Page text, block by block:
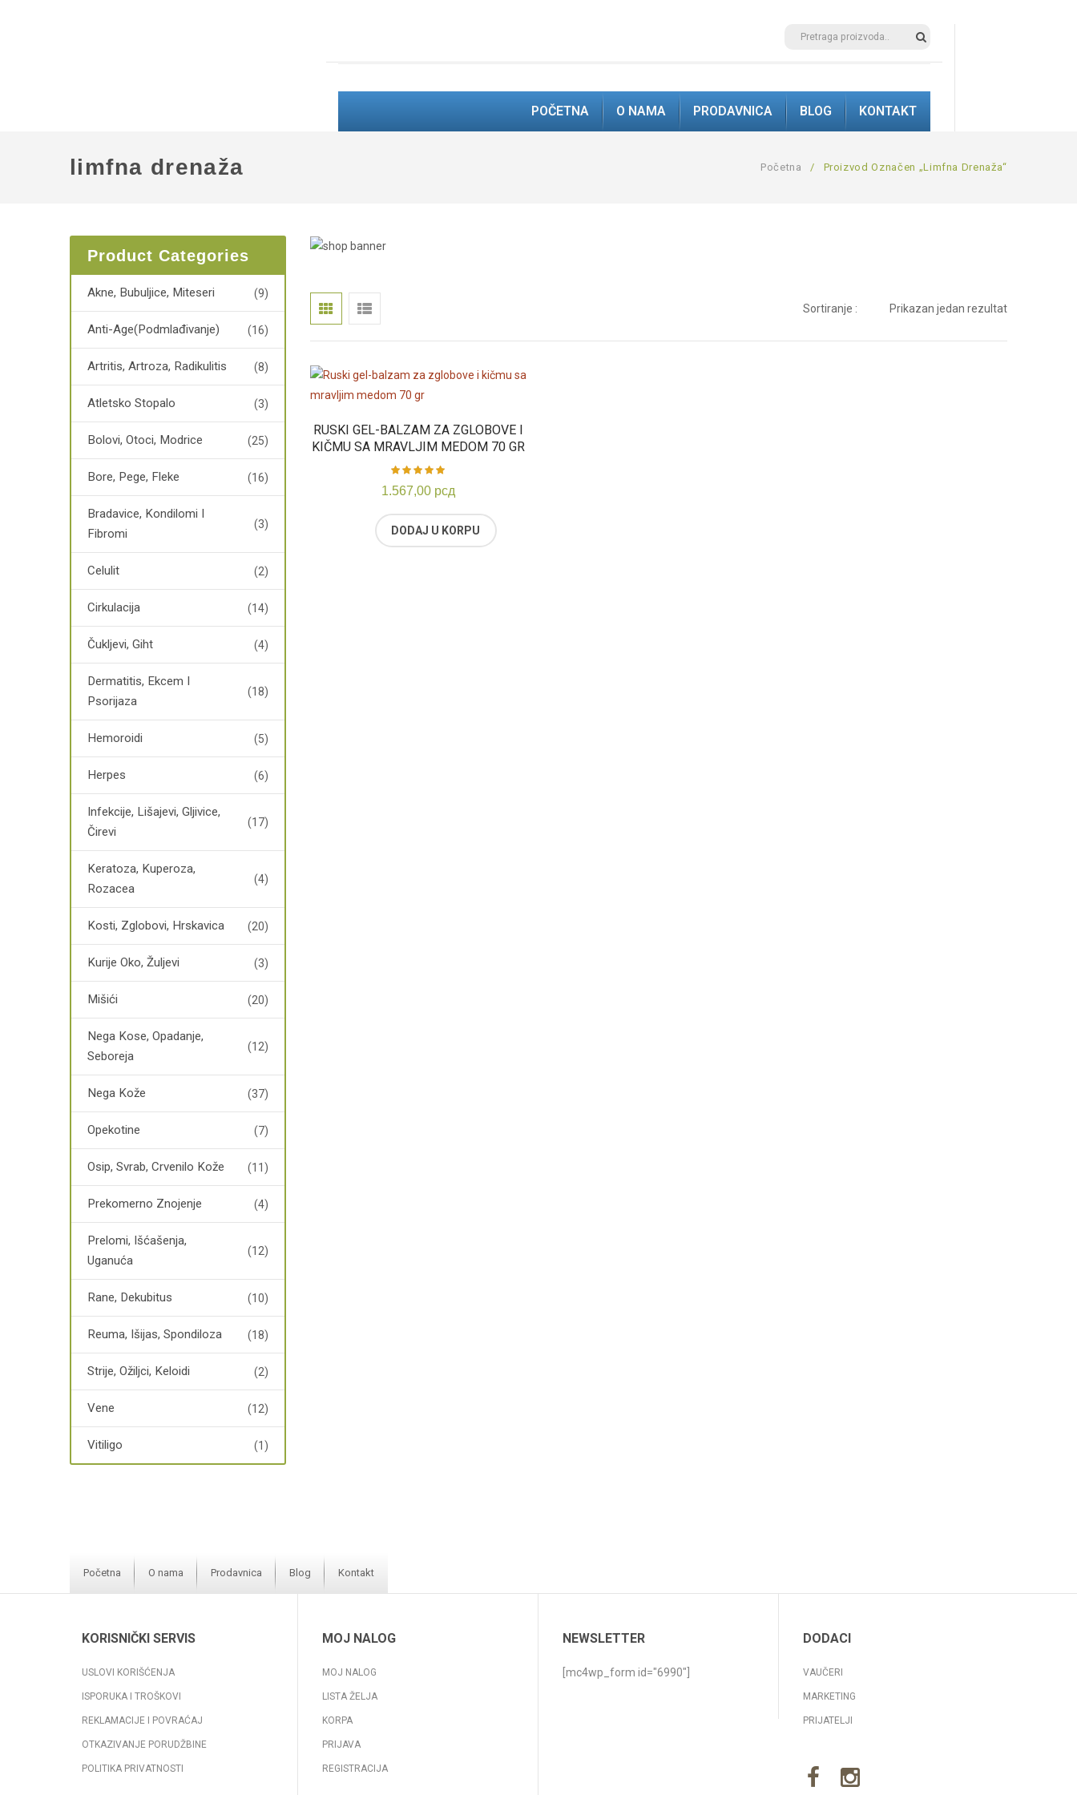
POČETNA O NAMA PRODAVNICA BLOG KONTAKT
limfna drenaža Početna / Proizvod Označen „limfna Drenaža“
Product Categories
Akne, Bubuljice, Miteseri (9)
Anti-Age(podmlađivanje) (16)
Artritis, Artroza, Radikulitis (8)
Atletsko Stopalo (3)
Bolovi, Otoci, Modrice (25)
Bore, Pege, Fleke (16)
Bradavice, Kondilomi I
Fibromi
(3)
Celulit (2)
Cirkulacija (14)
Čukljevi, Giht (4)
Dermatitis, Ekcem I
Psorijaza
(18)
Hemoroidi (5)
Herpes (6)
Infekcije, Lišajevi, Gljivice,
Čirevi
(17)
Keratoza, Kuperoza,
Rozacea
(4)
Kosti, Zglobovi, Hrskavica (20)
Kurije Oko, Žuljevi (3)
Mišići (20)
Nega Kose, Opadanje,
Seboreja
(12)
Nega Kože (37)
Opekotine (7)
Osip, Svrab, Crvenilo Kože (11)
Prekomerno Znojenje (4)
Prelomi, Išćašenja,
Uganuća
(12)
Rane, Dekubitus (10)
Reuma, Išijas, Spondiloza (18)
Strije, Ožiljci, Keloidi (2)
Vene (12)
Vitiligo (1)
Prikazan jedan rezultat
Sortiranje :
RUSKI GEL-BALZAM ZA ZGLOBOVE I
KIČMU SA MRAVLJIM MEDOM 70 GR
Ocenjeno
sa5.00
1.567,00 рсд
DODAJ U KORPU
Početna O nama Prodavnica Blog Kontakt
KORISNIČKI SERVIS
USLOVI KORIŠĆENJA
ISPORUKA I TROŠKOVI
REKLAMACIJE I POVRAĆAJ
OTKAZIVANJE PORUDŽBINE
POLITIKA PRIVATNOSTI
MOJ NALOG
MOJ NALOG
LISTA ŽELJA
KORPA
PRIJAVA
REGISTRACIJA
NEWSLETTER
[mc4wp_form id="6990"]
DODACI
VAUČERI
MARKETING
PRIJATELJI